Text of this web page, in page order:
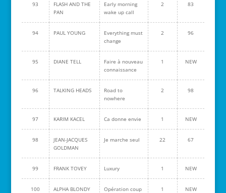
93
FLASH AND THE
PAN
Early morning
wake up call
2 83
94 PAUL YOUNG
Everything must
change
2 96
95 DIANE TELL
Faire à nouveau
connaissance
1 NEW
96 TALKING HEADS
Road to
nowhere
2 98
97 KARIM KACEL Ca donne envie 1 NEW
98
JEAN-JACQUES
GOLDMAN
Je marche seul 22 67
99 FRANK TOVEY Luxury 1 NEW
100 ALPHA BLONDY
Opération coup
1 NEW